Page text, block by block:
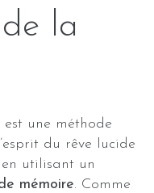
la
est une méthode
du rêve lucide
utilisant un
mémoire. Comme